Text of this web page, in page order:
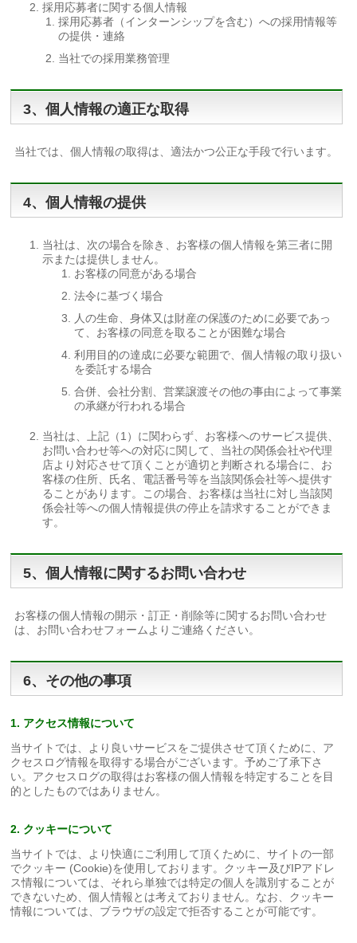
採用応募者に関する個人情報
採用応募者（インターンシップを含む）への採用情報等
の提供・連絡
当社での採用業務管理
3、個人情報の適正な取得
当社では、個人情報の取得は、適法かつ公正な手段で行います。
4、個人情報の提供
当社は、次の場合を除き、お客様の個人情報を第三者に開
示または提供しません。
お客様の同意がある場合
法令に基づく場合
人の生命、身体又は財産の保護のために必要であっ
て、お客様の同意を取ることが困難な場合
利用目的の達成に必要な範囲で、個人情報の取り扱い
を委託する場合
合併、会社分割、営業譲渡その他の事由によって事業
の承継が行われる場合
当社は、上記（1）に関わらず、お客様へのサービス提供、
お問い合わせ等への対応に関して、当社の関係会社や代理
店より対応させて頂くことが適切と判断される場合に、お
客様の住所、氏名、電話番号等を当該関係会社等へ提供す
ることがあります。この場合、お客様は当社に対し当該関
係会社等への個人情報提供の停止を請求することができま
す。
5、個人情報に関するお問い合わせ
お客様の個人情報の開示・訂正・削除等に関するお問い合わせ
は、お問い合わせフォームよりご連絡ください。
6、その他の事項
1. アクセス情報について
当サイトでは、より良いサービスをご提供させて頂くために、ア
クセスログ情報を取得する場合がございます。予めご了承下さ
い。アクセスログの取得はお客様の個人情報を特定することを目
的としたものではありません。
2. クッキーについて
当サイトでは、より快適にご利用して頂くために、サイトの一部
でクッキー (Cookie)を使用しております。クッキー及びIPアドレ
ス情報については、それら単独では特定の個人を識別することが
できないため、個人情報とは考えておりません。なお、クッキー
情報については、ブラウザの設定で拒否することが可能です。